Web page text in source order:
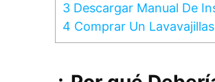
3 Descargar Manual De
4 Comprar Un